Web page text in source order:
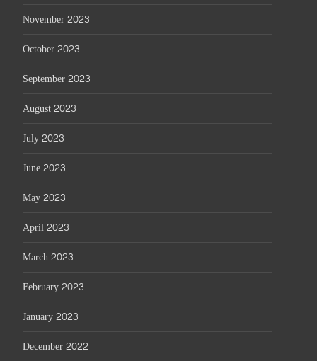
November 2023
October 2023
September 2023
August 2023
July 2023
June 2023
May 2023
April 2023
March 2023
February 2023
January 2023
December 2022